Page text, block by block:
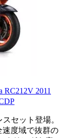
RC212V 2011
セット登場。
速度域で抜群の